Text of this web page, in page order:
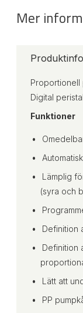
Mer
Proportionell
Digital
Funktioner
Lämplig
(syra och
Definition
Definition
Lätt att
PP